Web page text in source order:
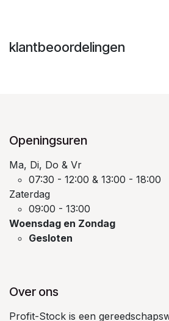
klantbeoordelingen
Openingsuren
Ma, Di, Do & Vr
07:30 - 12:00 & 13:00 - 18:00
Zaterdag
09:00 - 13:00
Woensdag en Zondag
Gesloten
Over ons
Profit-Stock is een